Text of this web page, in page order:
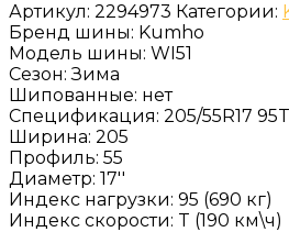
Артикул: 2294973 Категории:
Бренд шины: Kumho
Модель шины: WI51
Сезон:Зима
Шипованные: нет
Спецификация: 205/55R17
Ширина: 205
Профиль: 55
Диаметр: 17''
Индекс нагрузки: 95 (690 кг)
Индекс скорости: T (190 км\ч)